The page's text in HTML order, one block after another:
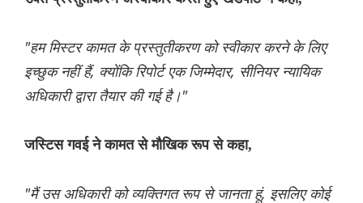
"हम मिस्टर कामत के प्रस्तुतीकरण को स्वीकार करने के लिए
इच्छुक नहीं हैं, क्योंकि रिपोर्ट एक जिम्मेदार, सीनियर न्यायिक
अधिकारी द्वारा तैयार की गई है।"
जस्टिस गवई ने कामत से मौखिक रूप से कहा,
"मैं उस अधिकारी को व्यक्तिगत रूप से जानता हूं, इसलिए कोई